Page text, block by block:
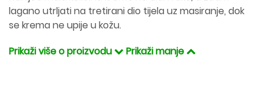
lagano utrljati na tretirani dio tijela uz masiranje, dok
se krema ne upije u kožu.
Prikaži više o proizvodu
Prikaži manje